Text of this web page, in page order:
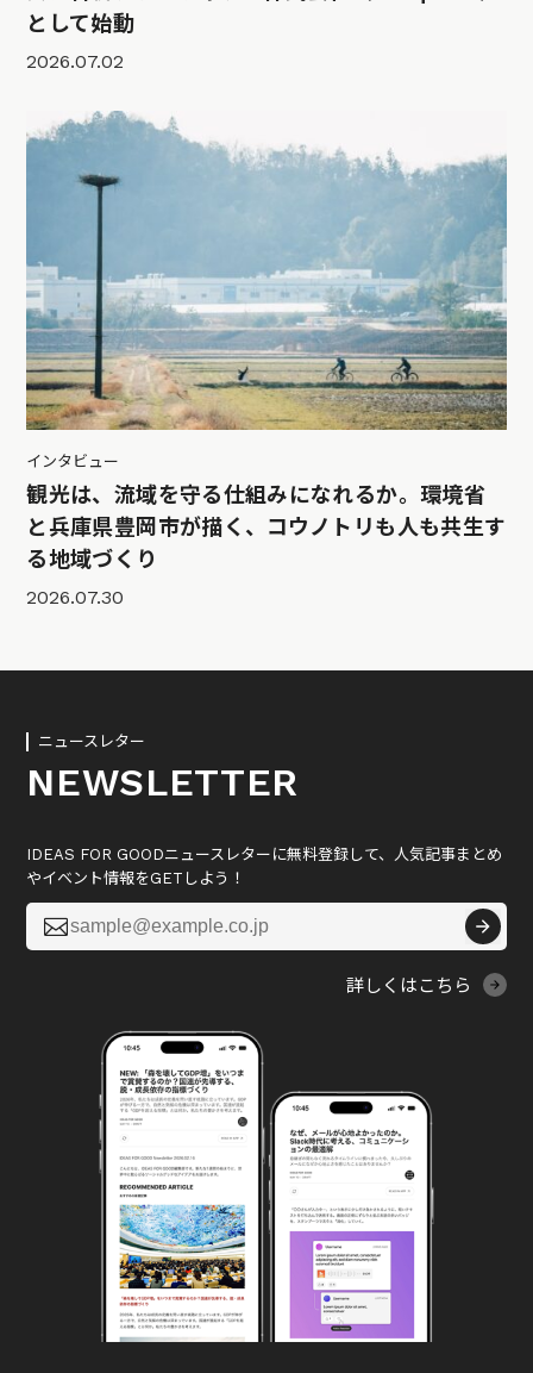
として始動
2026.07.02
インタビュー
観光は、流域を守る仕組みになれるか。環境省
と兵庫県豊岡市が描く、コウノトリも人も共生す
る地域づくり
2026.07.30
ニュースレター
NEWSLETTER
IDEAS FOR GOODニュースレターに無料登録して、人気記事まとめ
やイベント情報をGETしよう！

詳しくはこちら